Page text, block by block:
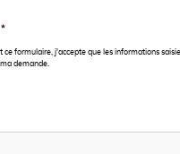
*
ce formulaire, j'accepte que les informations
demande.